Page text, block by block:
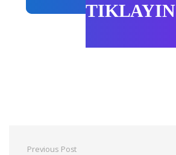
TIKLAYIN
Previous Post